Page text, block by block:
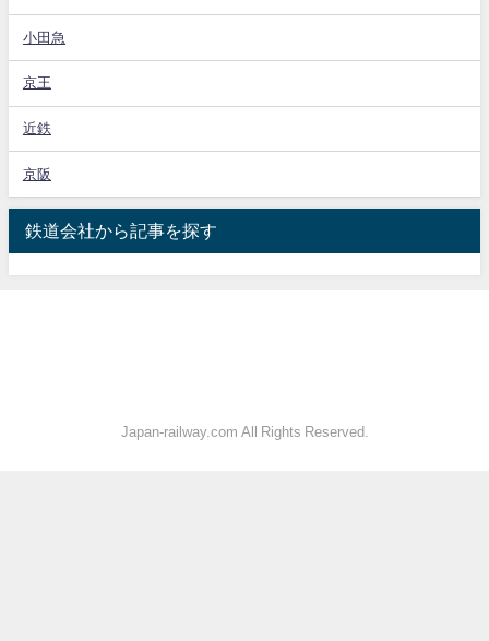
小田急
京王
近鉄
京阪
鉄道会社から記事を探す
Japan-railway.com All Rights Reserved.